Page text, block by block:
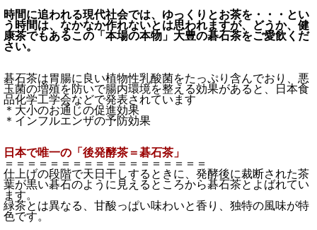
時間に追われる現代社会では、ゆっくりとお茶を・・・とい
う時間は、なかなか作れないとは思われますが、どうか、健
康茶でもあるこの「本場の本物」大豊の碁石茶をご愛飲くだ
さい。
碁石茶は胃腸に良い植物性乳酸菌をたっぷり含んでおり、悪
玉菌の増殖を防いで腸内環境を整える効果があると、日本食
品化学工学会などで発表されています
＊大小のお通じの促進効果
＊インフルエンザの予防効果
日本で唯一の「後発酵茶＝碁石茶」
＝＝＝＝＝＝＝＝＝＝＝＝＝＝＝＝＝＝
仕上げの段階で天日干しするときに、発酵後に裁断された茶
葉が黒い碁石のように見えるところから碁石茶とよばれてい
ます。
緑茶とは異なる、甘酸っぱい味わいと香り、独特の風味が特
色です。